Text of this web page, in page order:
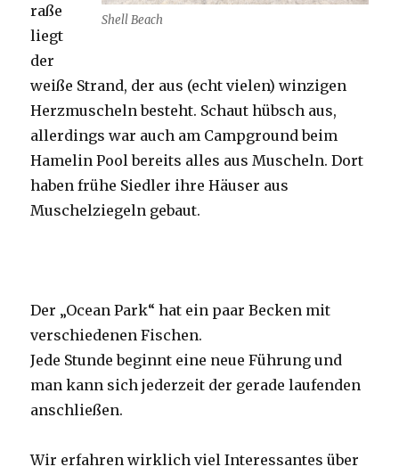
Shell Beach
raße
liegt
der
weiße Strand, der aus (echt vielen) winzigen
Herzmuscheln besteht. Schaut hübsch aus,
allerdings war auch am Campground beim
Hamelin Pool bereits alles aus Muscheln. Dort
haben frühe Siedler ihre Häuser aus
Muschelziegeln gebaut.
Der „Ocean Park“ hat ein paar Becken mit
verschiedenen Fischen.
Jede Stunde beginnt eine neue Führung und
man kann sich jederzeit der gerade laufenden
anschließen.
Wir erfahren wirklich viel Interessantes über